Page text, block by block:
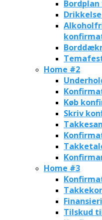
Home #2
Køb
Skriv
Home #3
Tilskud